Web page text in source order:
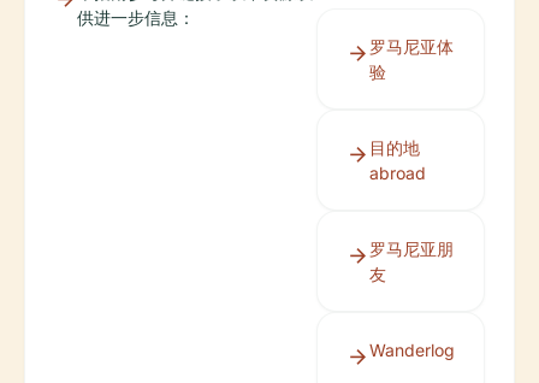
供进一步信息：
罗马尼亚体
验
目的地
abroad
罗马尼亚朋
友
Wanderlog